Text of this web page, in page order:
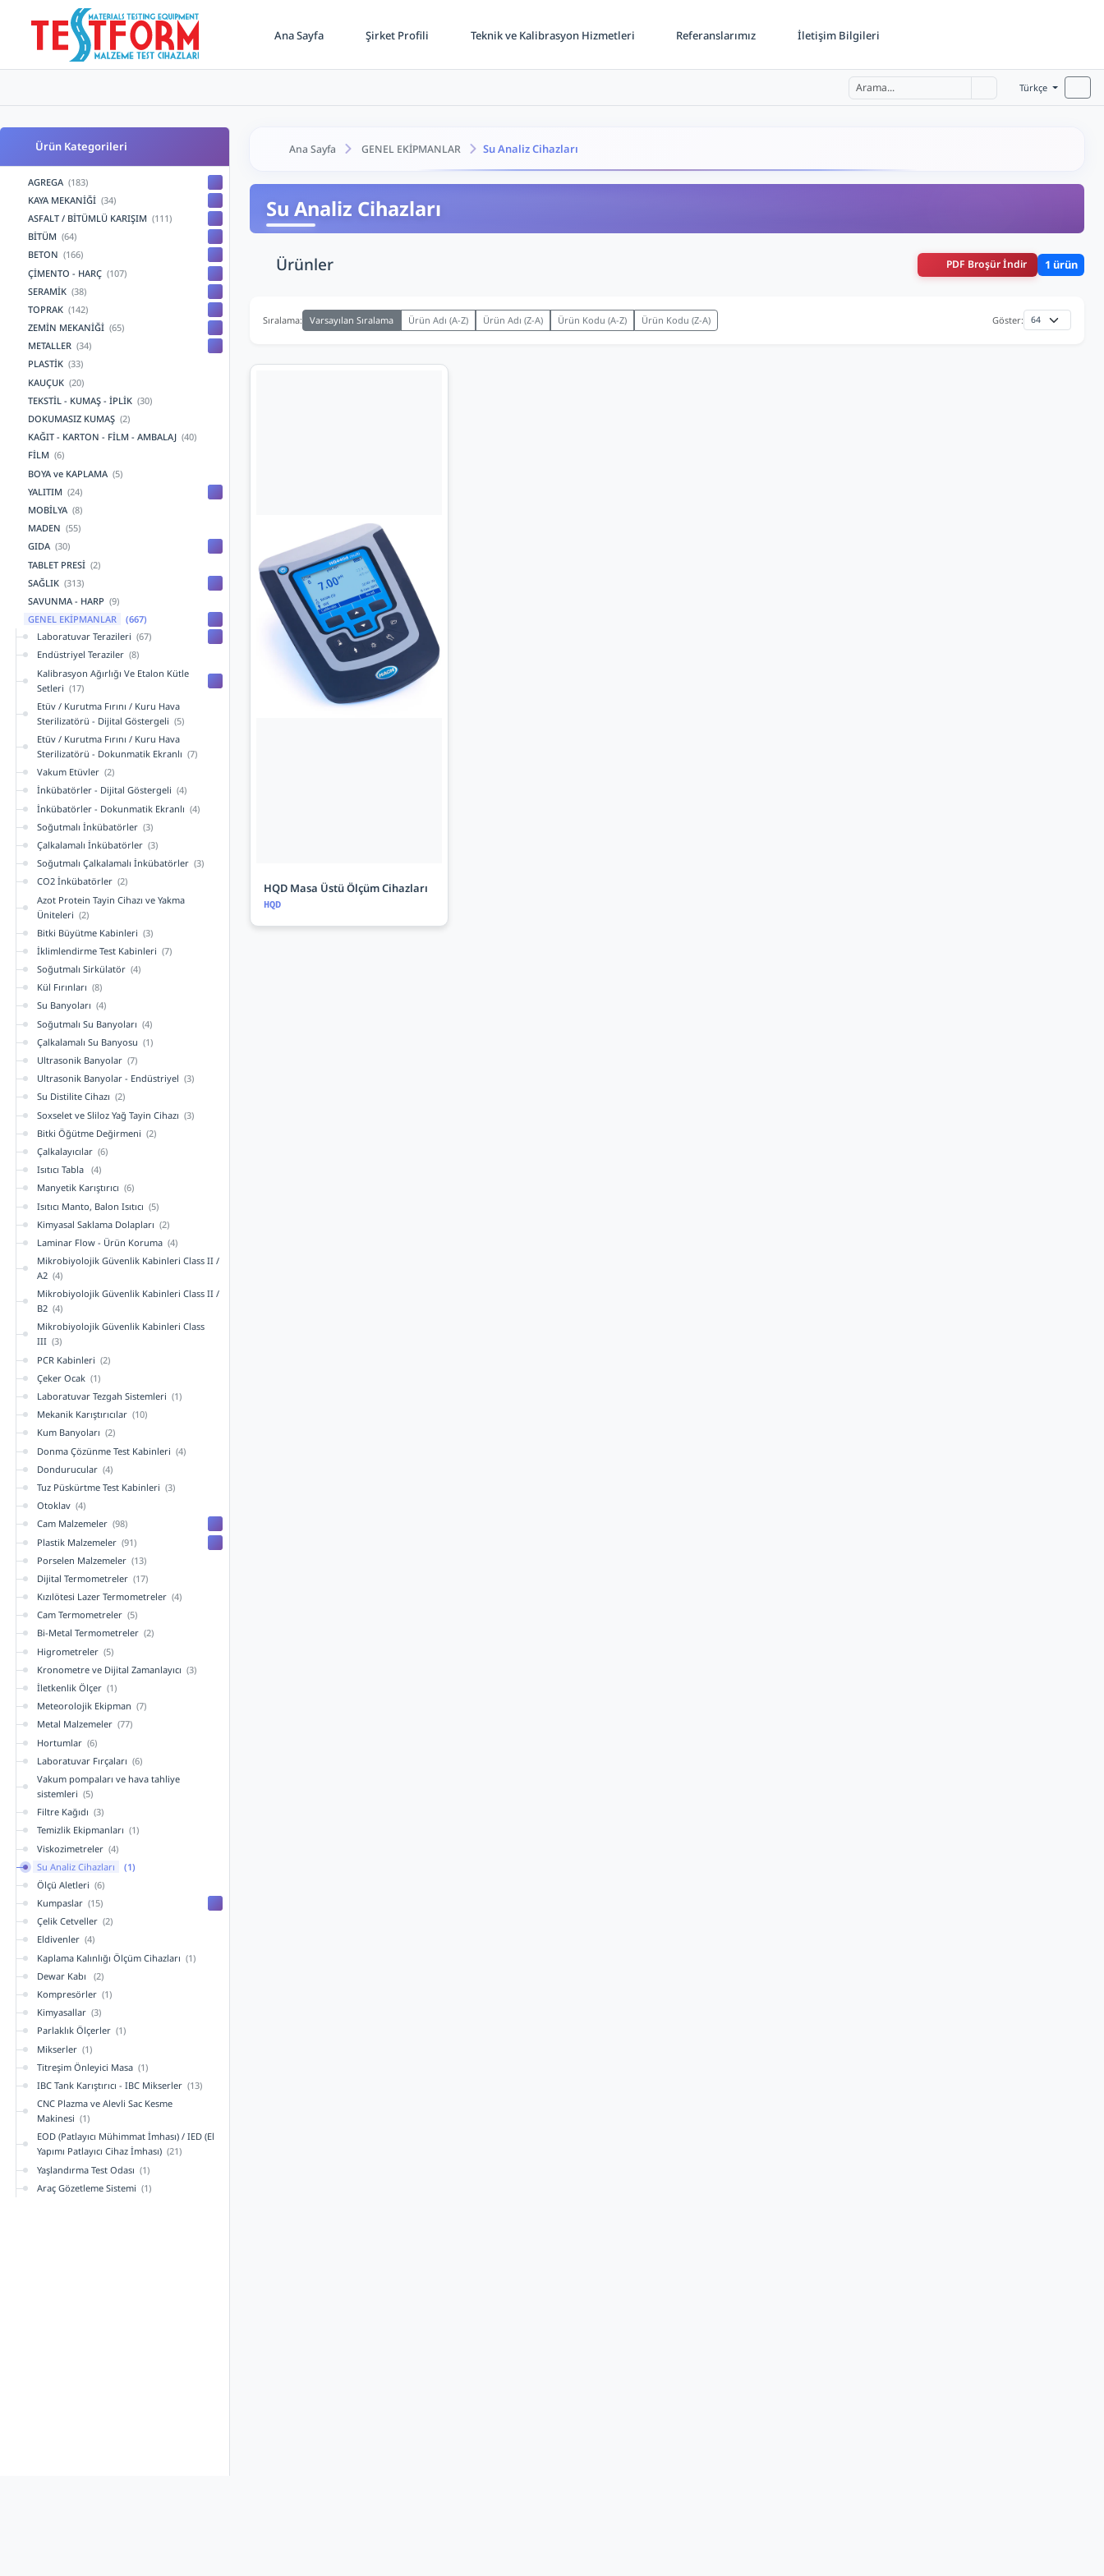
Ana Sayfa Şirket Profili Teknik ve Kalibrasyon Hizmetleri Referanslarımız İletişim Bilgileri
Türkçe
Ürün Kategorileri
AGREGA (183)
KAYA MEKANİĞİ (34)
ASFALT / BİTÜMLÜ KARIŞIM (111)
BİTÜM (64)
BETON (166)
ÇİMENTO - HARÇ (107)
SERAMİK (38)
TOPRAK (142)
ZEMİN MEKANİĞİ (65)
METALLER (34)
PLASTİK (33)
KAUÇUK (20)
TEKSTİL - KUMAŞ - İPLİK (30)
DOKUMASIZ KUMAŞ (2)
KAĞIT - KARTON - FİLM - AMBALAJ (40)
FİLM (6)
BOYA ve KAPLAMA (5)
YALITIM (24)
MOBİLYA (8)
MADEN (55)
GIDA (30)
TABLET PRESİ (2)
SAĞLIK (313)
SAVUNMA - HARP (9)
GENEL EKİPMANLAR
(667)
Laboratuvar Terazileri (67)
Endüstriyel Teraziler (8)
Kalibrasyon Ağırlığı Ve Etalon Kütle
Setleri (17)
Etüv / Kurutma Fırını / Kuru Hava
Sterilizatörü - Dijital Göstergeli (5)
Etüv / Kurutma Fırını / Kuru Hava
Sterilizatörü - Dokunmatik Ekranlı (7)
Vakum Etüvler (2)
İnkübatörler - Dijital Göstergeli (4)
İnkübatörler - Dokunmatik Ekranlı (4)
Soğutmalı İnkübatörler (3)
Çalkalamalı İnkübatörler (3)
Soğutmalı Çalkalamalı İnkübatörler (3)
CO2 İnkübatörler (2)
Azot Protein Tayin Cihazı ve Yakma
Üniteleri (2)
Bitki Büyütme Kabinleri (3)
İklimlendirme Test Kabinleri (7)
Soğutmalı Sirkülatör (4)
Kül Fırınları (8)
Su Banyoları (4)
Soğutmalı Su Banyoları (4)
Çalkalamalı Su Banyosu (1)
Ultrasonik Banyolar (7)
Ultrasonik Banyolar - Endüstriyel (3)
Su Distilite Cihazı (2)
Soxselet ve Sliloz Yağ Tayin Cihazı (3)
Bitki Öğütme Değirmeni (2)
Çalkalayıcılar (6)
Isıtıcı Tabla (4)
Manyetik Karıştırıcı (6)
Isıtıcı Manto, Balon Isıtıcı (5)
Kimyasal Saklama Dolapları (2)
Laminar Flow - Ürün Koruma (4)
Mikrobiyolojik Güvenlik Kabinleri Class II /
A2 (4)
Mikrobiyolojik Güvenlik Kabinleri Class II /
B2 (4)
Mikrobiyolojik Güvenlik Kabinleri Class
III (3)
PCR Kabinleri (2)
Çeker Ocak (1)
Laboratuvar Tezgah Sistemleri (1)
Mekanik Karıştırıcılar (10)
Kum Banyoları (2)
Donma Çözünme Test Kabinleri (4)
Dondurucular (4)
Tuz Püskürtme Test Kabinleri (3)
Otoklav (4)
Cam Malzemeler (98)
Plastik Malzemeler (91)
Porselen Malzemeler (13)
Dijital Termometreler (17)
Kızılötesi Lazer Termometreler (4)
Cam Termometreler (5)
Bi-Metal Termometreler (2)
Higrometreler (5)
Kronometre ve Dijital Zamanlayıcı (3)
İletkenlik Ölçer (1)
Meteorolojik Ekipman (7)
Metal Malzemeler (77)
Hortumlar (6)
Laboratuvar Fırçaları (6)
Vakum pompaları ve hava tahliye
sistemleri (5)
Filtre Kağıdı (3)
Temizlik Ekipmanları (1)
Viskozimetreler (4)
Su Analiz Cihazları
(1)
Ölçü Aletleri (6)
Kumpaslar (15)
Çelik Cetveller (2)
Eldivenler (4)
Kaplama Kalınlığı Ölçüm Cihazları (1)
Dewar Kabı
(2)
Kompresörler (1)
Kimyasallar (3)
Parlaklık Ölçerler (1)
Mikserler (1)
Titreşim Önleyici Masa (1)
IBC Tank Karıştırıcı - IBC Mikserler (13)
CNC Plazma ve Alevli Sac Kesme
Makinesi (1)
EOD (Patlayıcı Mühimmat İmhası) / IED (El
Yapımı Patlayıcı Cihaz İmhası) (21)
Yaşlandırma Test Odası (1)
Araç Gözetleme Sistemi (1)
Ana Sayfa GENEL EKİPMANLAR Su Analiz Cihazları
Su Analiz Cihazları
Ürünler PDF Broşür İndir 1 ürün
Sıralama: Varsayılan Sıralama Ürün Adı (A-Z) Ürün Adı (Z-A) Ürün Kodu (A-Z) Ürün Kodu (Z-A) Göster:
HQD Masa Üstü Ölçüm Cihazları
HQD